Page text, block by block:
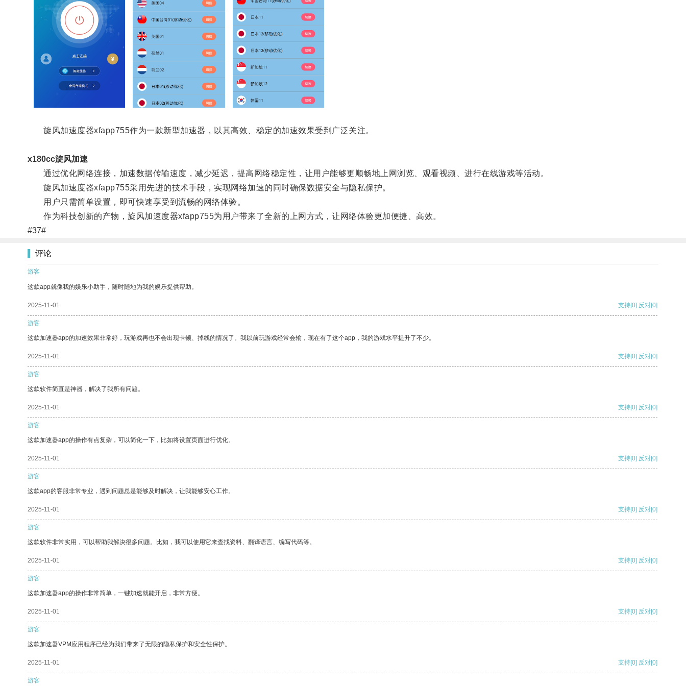
旋风加速度器xfapp755作为一款新型加速器，以其高效、稳定的加速效果受到广泛关注。
x180cc旋风加速
通过优化网络连接，加速数据传输速度，减少延迟，提高网络稳定性，让用户能够更顺畅地上网浏览、观看视频、进行在线游戏等活动。
旋风加速度器xfapp755采用先进的技术手段，实现网络加速的同时确保数据安全与隐私保护。
用户只需简单设置，即可快速享受到流畅的网络体验。
作为科技创新的产物，旋风加速度器xfapp755为用户带来了全新的上网方式，让网络体验更加便捷、高效。
#37#
评论
游客
这款app就像我的娱乐小助手，随时随地为我的娱乐提供帮助。
2025-11-01 支持[0] 反对[0]
游客
这款加速器app的加速效果非常好，玩游戏再也不会出现卡顿、掉线的情况了。我以前玩游戏经常会输，现在有了这个app，我的游戏水平提升了不少。
2025-11-01 支持[0] 反对[0]
游客
这款软件简直是神器，解决了我所有问题。
2025-11-01 支持[0] 反对[0]
游客
这款加速器app的操作有点复杂，可以简化一下，比如将设置页面进行优化。
2025-11-01 支持[0] 反对[0]
游客
这款app的客服非常专业，遇到问题总是能够及时解决，让我能够安心工作。
2025-11-01 支持[0] 反对[0]
游客
这款软件非常实用，可以帮助我解决很多问题。比如，我可以使用它来查找资料、翻译语言、编写代码等。
2025-11-01 支持[0] 反对[0]
游客
这款加速器app的操作非常简单，一键加速就能开启，非常方便。
2025-11-01 支持[0] 反对[0]
游客
这款加速器VPM应用程序已经为我们带来了无限的隐私保护和安全性保护。
2025-11-01 支持[0] 反对[0]
游客